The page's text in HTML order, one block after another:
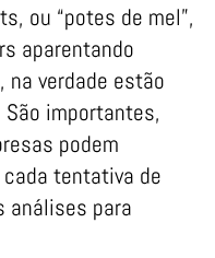
ou “potes de mel”,
aparentando
na verdade estão
importantes,
podem
tentativa de
análises para